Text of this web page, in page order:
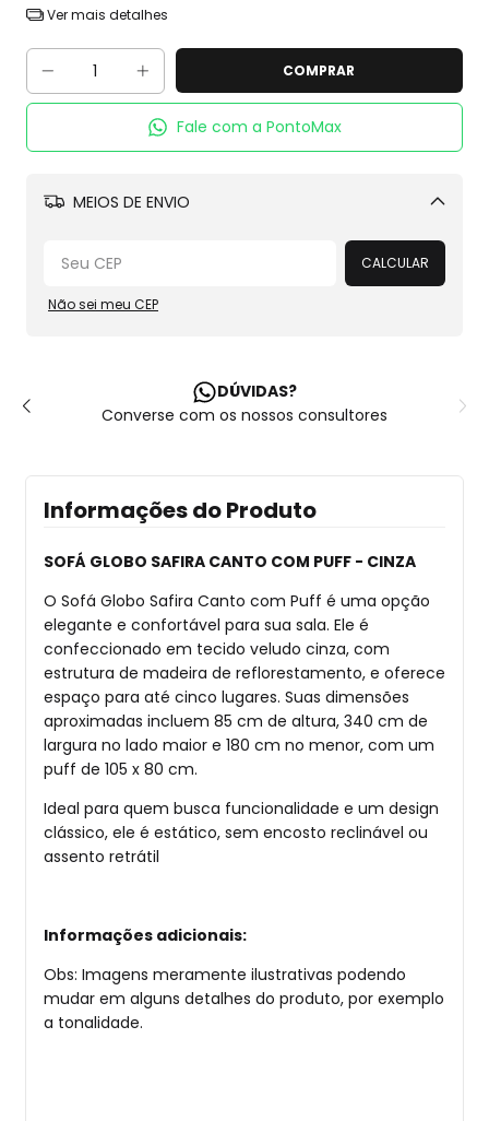
Ver mais detalhes
Fale com a PontoMax
MEIOS DE ENVIO
Alterar CEP
CALCULAR
Não sei meu CEP
DÚVIDAS?
Converse com os nossos consultores
Informações do Produto
SOFÁ GLOBO SAFIRA CANTO COM PUFF - CINZA
O Sofá Globo Safira Canto com Puff é uma opção
elegante e confortável para sua sala. Ele é
confeccionado em tecido veludo cinza, com
estrutura de madeira de reflorestamento, e oferece
espaço para até cinco lugares. Suas dimensões
aproximadas incluem 85 cm de altura, 340 cm de
largura no lado maior e 180 cm no menor, com um
puff de 105 x 80 cm.
Ideal para quem busca funcionalidade e um design
clássico, ele é estático, sem encosto reclinável ou
assento retrátil
Informações adicionais:
Obs: Imagens meramente ilustrativas podendo
mudar em alguns detalhes do produto, por exemplo
a tonalidade.